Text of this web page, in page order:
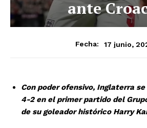
ante
Fecha: 17 junio,
Con poder ofensivo, Inglaterra
4-2 en el primer partido del
de su goleador histórico Harry